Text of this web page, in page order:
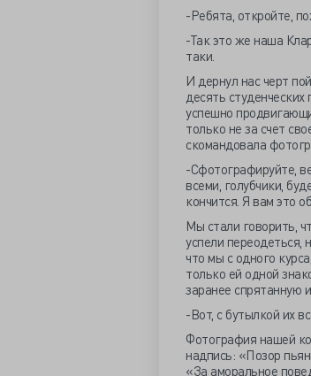
-Ребята, откройте,
-Так это же наша
таки.
И дернул нас черт
десять
успешно
только не за счет
скомандовала
-Сфотографируйте,
всеми, голубчики,
кончится. Я вам это
Мы стали говорить,
успели переодеться,
что мы с одного
только ей одной
заранее спрятанную
-Вот, с бутылкой их
Фотография нашей
надпись: «Позор
«За аморальное